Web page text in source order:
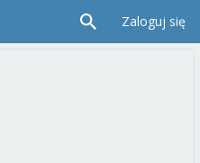
Zaloguj się